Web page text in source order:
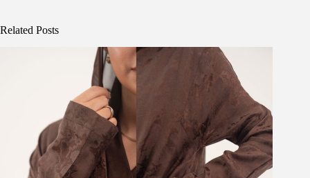
Related Posts